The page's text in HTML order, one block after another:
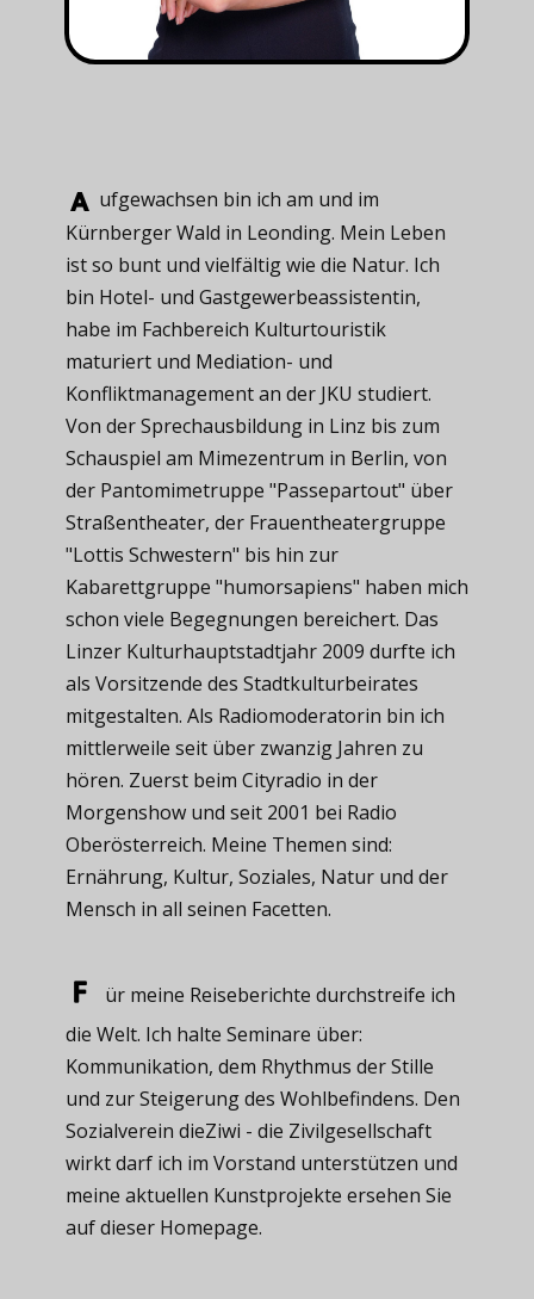
ufgewachsen ​bin ich am und im
Kürnberger Wald in Leonding. Mein Leben
ist so bunt und vielfältig wie die Natur. Ich
bin Hotel- und Gastgewerbeassistentin,
habe im Fachbereich Kulturtouristik
maturiert und Mediation- und
Konfliktmanagement an der JKU studiert.
Von der Sprechausbildung in Linz bis zum
Schauspiel am Mimezentrum in Berlin, von
der Pantomimetruppe "Passepartout" über
Straßentheater, der Frauentheatergruppe
"Lottis Schwestern" bis hin zur
Kabarettgruppe "humorsapiens" haben mich
schon viele Begegnungen bereichert. Das
Linzer Kulturhauptstadtjahr 2009 durfte ich
als Vorsitzende des Stadtkulturbeirates
mitgestalten. Als Radiomoderatorin bin ich
mittlerweile seit über zwanzig Jahren zu
hören. Zuerst beim Cityradio in der
Morgenshow und seit 2001 bei Radio
Oberösterreich. Meine Themen sind:
Ernährung, Kultur, Soziales, Natur und der
Mensch in all seinen Facetten.
ür meine ​Reiseberichte durchstreife ich
die Welt. Ich halte Seminare über:
Kommunikation, dem Rhythmus der Stille
und zur Steigerung des Wohlbefindens. Den
Sozialverein dieZiwi - die Zivilgesellschaft
wirkt darf ich im Vorstand unterstützen und
meine aktuellen Kunstprojekte ersehen Sie
auf dieser Homepage.